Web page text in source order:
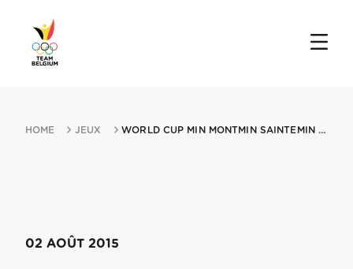
HOME JEUX WORLD CUP MIN MONTMIN SAINTEMIN ANNE QC 02082015 MONTMIN SAINTEMIN ANNE
02 AOÛT 2015